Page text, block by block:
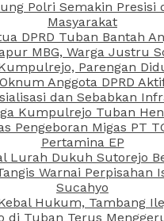
Polri Semakin Presisi
Masyarakat
DPRD Tuban Bantah
MBG, Warga Justru
Parengan
Oknum Anggota DPRD
dan Sebabkan
Kumpulrejo Tuban
Pengeboran Migas PT
Pertamina EP
Lurah Dukuh Sutorejo
Warnai Perpisahan
Sucahyo
Hukum, Tambang
di Tuban Terus